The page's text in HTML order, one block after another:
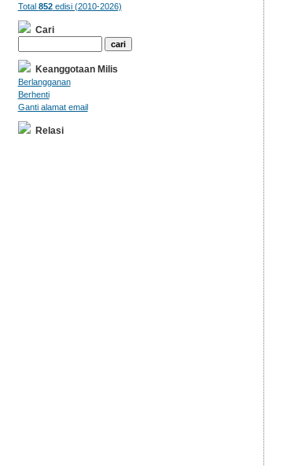
Total 852edisi (2010-2026)
Cari
Keanggotaan Milis
Berlangganan
Berhenti
Ganti alamat email
Relasi